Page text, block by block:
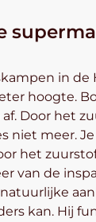
in de
hoogte.
Door het
niet meer.
het
van de
kan. Hij